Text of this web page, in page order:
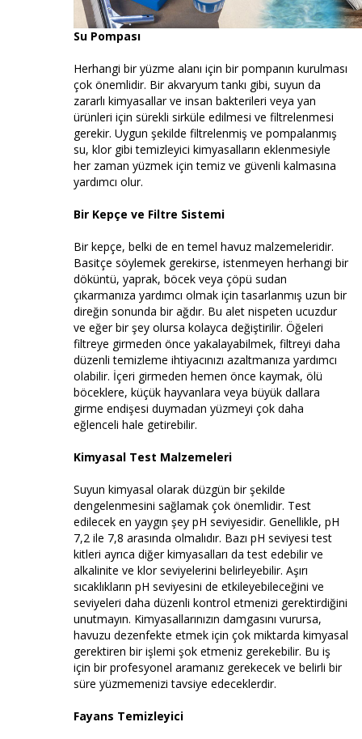
Su Pompası
Herhangi bir yüzme alanı için bir pompanın kurulması
çok önemlidir. Bir akvaryum tankı gibi, suyun da
zararlı kimyasallar ve insan bakterileri veya yan
ürünleri için sürekli sirküle edilmesi ve filtrelenmesi
gerekir. Uygun şekilde filtrelenmiş ve pompalanmış
su, klor gibi temizleyici kimyasalların eklenmesiyle
her zaman yüzmek için temiz ve güvenli kalmasına
yardımcı olur.
Bir Kepçe ve Filtre Sistemi
Bir kepçe, belki de en temel havuz malzemeleridir.
Basitçe söylemek gerekirse, istenmeyen herhangi bir
döküntü, yaprak, böcek veya çöpü sudan
çıkarmanıza yardımcı olmak için tasarlanmış uzun bir
direğin sonunda bir ağdır. Bu alet nispeten ucuzdur
ve eğer bir şey olursa kolayca değiştirilir. Öğeleri
filtreye girmeden önce yakalayabilmek, filtreyi daha
düzenli temizleme ihtiyacınızı azaltmanıza yardımcı
olabilir. İçeri girmeden hemen önce kaymak, ölü
böceklere, küçük hayvanlara veya büyük dallara
girme endişesi duymadan yüzmeyi çok daha
eğlenceli hale getirebilir.
Kimyasal Test Malzemeleri
Suyun kimyasal olarak düzgün bir şekilde
dengelenmesini sağlamak çok önemlidir. Test
edilecek en yaygın şey pH seviyesidir. Genellikle, pH
7,2 ile 7,8 arasında olmalıdır. Bazı pH seviyesi test
kitleri ayrıca diğer kimyasalları da test edebilir ve
alkalinite ve klor seviyelerini belirleyebilir. Aşırı
sıcaklıkların pH seviyesini de etkileyebileceğini ve
seviyeleri daha düzenli kontrol etmenizi gerektirdiğini
unutmayın. Kimyasallarınızın damgasını vurursa,
havuzu dezenfekte etmek için çok miktarda kimyasal
gerektiren bir işlemi şok etmeniz gerekebilir. Bu iş
için bir profesyonel aramanız gerekecek ve belirli bir
süre yüzmemenizi tavsiye edeceklerdir.
Fayans Temizleyici